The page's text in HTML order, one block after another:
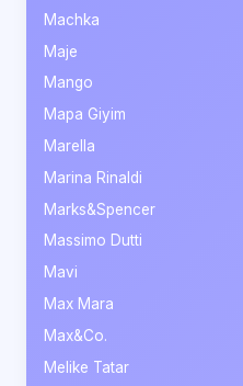
Machka
Maje
Mango
Mapa Giyim
Marella
Marina Rinaldi
Marks&Spencer
Massimo Dutti
Mavi
Max Mara
Max&Co.
Melike Tatar